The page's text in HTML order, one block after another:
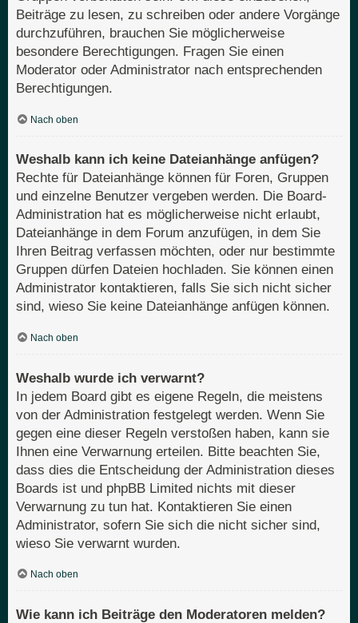
Beiträge zu lesen, zu schreiben oder andere Vorgänge
durchzuführen, brauchen Sie möglicherweise
besondere Berechtigungen. Fragen Sie einen
Moderator oder Administrator nach entsprechenden
Berechtigungen.
Nach oben
Weshalb kann ich keine Dateianhänge anfügen?
Rechte für Dateianhänge können für Foren, Gruppen
und einzelne Benutzer vergeben werden. Die Board-
Administration hat es möglicherweise nicht erlaubt,
Dateianhänge in dem Forum anzufügen, in dem Sie
Ihren Beitrag verfassen möchten, oder nur bestimmte
Gruppen dürfen Dateien hochladen. Sie können einen
Administrator kontaktieren, falls Sie sich nicht sicher
sind, wieso Sie keine Dateianhänge anfügen können.
Nach oben
Weshalb wurde ich verwarnt?
In jedem Board gibt es eigene Regeln, die meistens
von der Administration festgelegt werden. Wenn Sie
gegen eine dieser Regeln verstoßen haben, kann sie
Ihnen eine Verwarnung erteilen. Bitte beachten Sie,
dass dies die Entscheidung der Administration dieses
Boards ist und phpBB Limited nichts mit dieser
Verwarnung zu tun hat. Kontaktieren Sie einen
Administrator, sofern Sie sich die nicht sicher sind,
wieso Sie verwarnt wurden.
Nach oben
Wie kann ich Beiträge den Moderatoren melden?